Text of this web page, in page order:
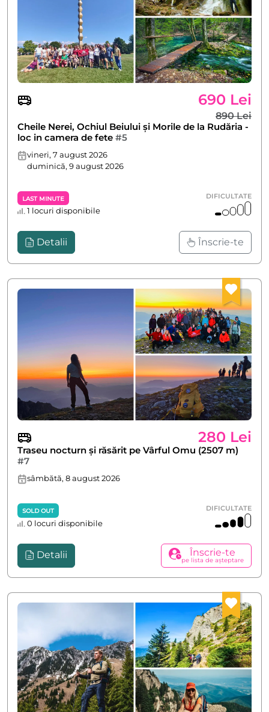
690 Lei
890 Lei
Cheile Nerei, Ochiul Beiului și Morile de la Rudăria -
loc in camera de fete #5
vineri, 7 august 2026
duminică, 9 august 2026
Last Minute
1 locuri disponibile
DIFICULTATE
Detalii Înscrie-te
280 Lei
Traseu nocturn și răsărit pe Vârful Omu (2507 m)
#7
sâmbătă, 8 august 2026
SOLD OUT
0 locuri disponibile
DIFICULTATE
Detalii Înscrie-te
pe lista de așteptare